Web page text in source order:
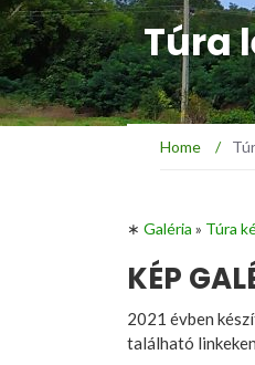
Túra
Home /
∗ Galéria » Túra
KÉP
2021 évben
található